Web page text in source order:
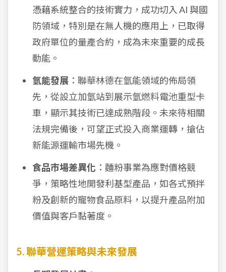
憑藉系統整合的技術實力，成功切入 AI 與國
防領域，特別是在無人機的應用上，已取得
政府單位的量產合約，成為未來重要的成長
動能。
氫能發展 ：聯華林德在氫能領域的佈局領
先，從設立加氫站到展示氫燃料電池重型卡
車，顯示其技術已達成熟階段。未來待相關
法規完備後，可望正式投入商業運轉，搶佔
新能源運輸市場先機。
食品市場差異化 ：麵粉事業為應對價格競
爭，策略性地開發利基型產品，如各式預拌
粉及創新的寵物食品原料，以提升產品附加
價值與客戶黏著度。
5. 聯華營運策略與未來發展